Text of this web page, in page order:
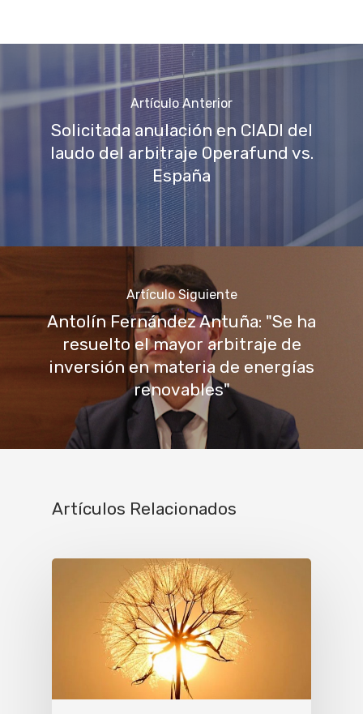
Artículo Anterior
Solicitada anulación en CIADI del
laudo del arbitraje Operafund vs.
España
Artículo Siguiente
Antolín Fernández Antuña: "Se ha
resuelto el mayor arbitraje de
inversión en materia de energías
renovables"
Artículos Relacionados